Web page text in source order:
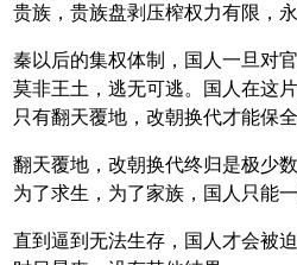
贵族，贵族盘剥压榨权力有限，永
秦以后的集权体制，国人一旦对
莫非王土，逃无可逃。国人在这
只有翻天覆地，改朝换代才能保全
翻天覆地，改朝换代终归是极少
为了求生，为了家族，国人只能
直到逼到无法生存，国人才会被